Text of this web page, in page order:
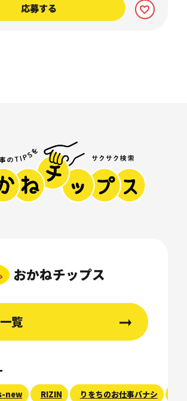
応募する
おかねチップス
覧
new RIZIN りをちのお仕事バナシ